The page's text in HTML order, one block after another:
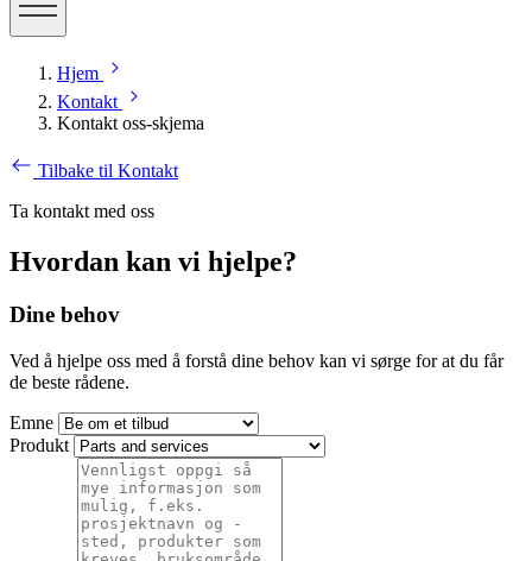
Hjem
Kontakt
Kontakt oss-skjema
Tilbake til Kontakt
Ta kontakt med oss
Hvordan kan vi hjelpe?
Dine behov
Ved å hjelpe oss med å forstå dine behov kan vi sørge for at du får
de beste rådene.
Emne
Produkt